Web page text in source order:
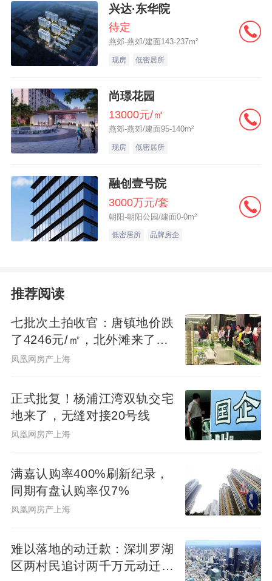
兴达·东华院
待定
燕郊-燕郊/建面143-237m²
现房 低密居所
尚璟花园
13000元/㎡
燕郊-燕郊/建面95-140m²
现房 低密居所
融创壹号院
3000万元/套
朝阳-朝阳公园/建面0-0m²
低密居所 品牌房企
推荐阅读
七批次土拍收官：唐镇地价跌
了4246元/㎡，北外滩来了两
位温州首富
凤凰网房产上海
正式批复！杨浦江湾双轨交宅
地来了，无缝对接20号线
凤凰网房产上海
满嘉认购率400%刷新纪录，
同期有盘认购率仅7%
凤凰网房产上海
难以落地的动迁款：深圳罗湖
区两村民追讨两千万元动迁款